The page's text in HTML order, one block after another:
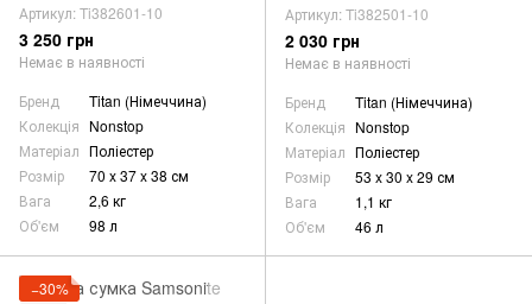
Артикул: Ti382601-10
3 250 грн
Немає в наявності
Бренд
Titan (Німеччина)
Колекція Nonstop
Матеріал Поліестер
Розмір
70 x 37 x 38 см
Вага
2,6 кг
Об'єм
98 л
Артикул: Ti382501-10
2 030 грн
Немає в наявності
Бренд
Titan (Німеччина)
Колекція Nonstop
Матеріал Поліестер
Розмір
53 x 30 x 29 см
Вага
1,1 кг
Об'єм
46 л
−30%